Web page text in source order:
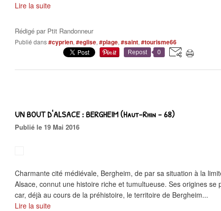
Lire la suite
Rédigé par Ptit Randonneur
Publié dans#cyprien, #eglise, #plage, #saint, #tourisme66
Repost 0
UN BOUT D'ALSACE : BERGHEIM (Haut-Rhin - 68)
Publié le 19 Mai 2016
Charmante cité médiévale, Bergheim, de par sa situation à la
Alsace, connut une histoire riche et tumultueuse. Ses origines se
car, déjà au cours de la préhistoire, le territoire de Bergheim...
Lire la suite